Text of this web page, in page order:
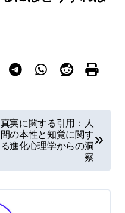
真実に関する引用：人
間の本性と知覚に関す
る進化心理学からの洞
察